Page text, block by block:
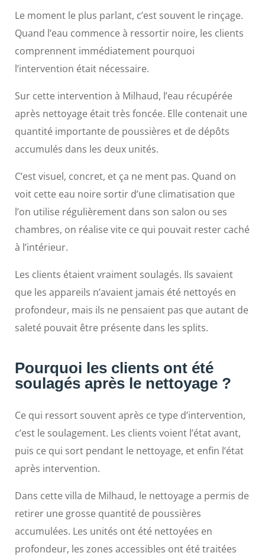
Le moment le plus parlant, c’est souvent le rinçage.
Quand l’eau commence à ressortir noire, les clients
comprennent immédiatement pourquoi
l’intervention était nécessaire.
Sur cette intervention à Milhaud, l’eau récupérée
après nettoyage était très foncée. Elle contenait une
quantité importante de poussières et de dépôts
accumulés dans les deux unités.
C’est visuel, concret, et ça ne ment pas. Quand on
voit cette eau noire sortir d’une climatisation que
l’on utilise régulièrement dans son salon ou ses
chambres, on réalise vite ce qui pouvait rester caché
à l’intérieur.
Les clients étaient vraiment soulagés. Ils savaient
que les appareils n’avaient jamais été nettoyés en
profondeur, mais ils ne pensaient pas que autant de
saleté pouvait être présente dans les splits.
Pourquoi les clients ont été
soulagés après le nettoyage ?
Ce qui ressort souvent après ce type d’intervention,
c’est le soulagement. Les clients voient l’état avant,
puis ce qui sort pendant le nettoyage, et enfin l’état
après intervention.
Dans cette villa de Milhaud, le nettoyage a permis de
retirer une grosse quantité de poussières
accumulées. Les unités ont été nettoyées en
profondeur, les zones accessibles ont été traitées